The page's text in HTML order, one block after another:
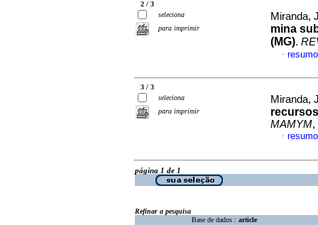
2 / 3
seleciona
para imprimir
Miranda,
mina
(MG).
·
3 / 3
seleciona
para imprimir
Miranda,
MAMYM,
·
página 1 de 1
Refinar a pesquisa
Base de dados : article